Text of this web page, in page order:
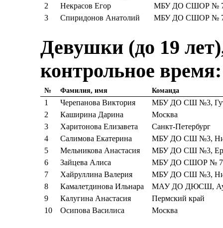
2
Некрасов Егор
МБУ ДО СШОР №
3
Спиридонов Анатолий МБУ ДО СШОР №
Девушки (до 19
контрольное
№ Фамилия, имя Команда
1 Черепанова Виктория
МБУ ДО СШ №3,
2
Каширина Дарина
Москва
3
Харитонова Елизавета
Санкт-Петербург
4
Салимова Екатерина
МБУ ДО СШ №3,
5
Мельникова Анастасия
МБУ ДО СШ №3,
6
Зайцева Алиса
МБУ ДО СШОР № 7,
7
Хайруллина Валерия
МБУ ДО СШ №3,
8
Камалетдинова Ильнара
МАУ ДО ДЮСШ,
9
Калугина Анастасия
Пермский край
10
Осипова Василиса Москва